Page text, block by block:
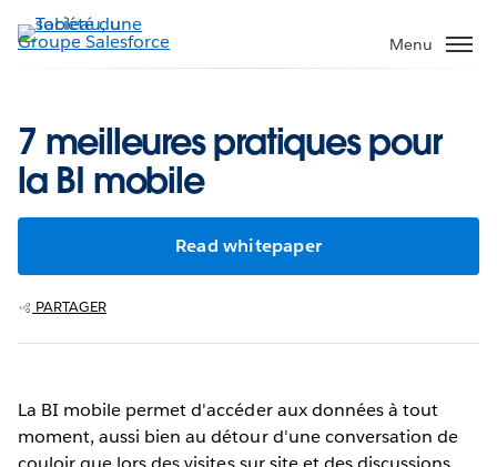
Aller
au
Menu
7 meilleures pratiques pour
la BI mobile
Read whitepaper
PARTAGER
La BI mobile permet d'accéder aux données à tout
moment, aussi bien au détour d'une conversation de